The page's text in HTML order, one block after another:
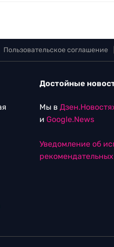
Пользовательское соглашение
Достойные
Мы в
и Google.News
Уведомление об